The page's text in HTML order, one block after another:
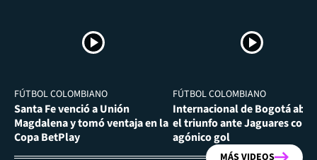
FÚTBOL COLOMBIANO
Santa Fe venció a Unión
Magdalena y tomó ventaja en la
Copa BetPlay
FÚTBOL COLOMBIANO
Internacional de Bogotá
el triunfo ante Jaguares con
agónico gol